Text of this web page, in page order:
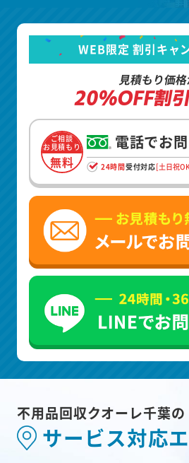
WEB限定 割引キャ
見積もり価
20%OFF割
ご相談
お見積もり
無料
電話でお
24時間受付対応[土日祝
不用品回収クオーレ千葉の
サービス対応